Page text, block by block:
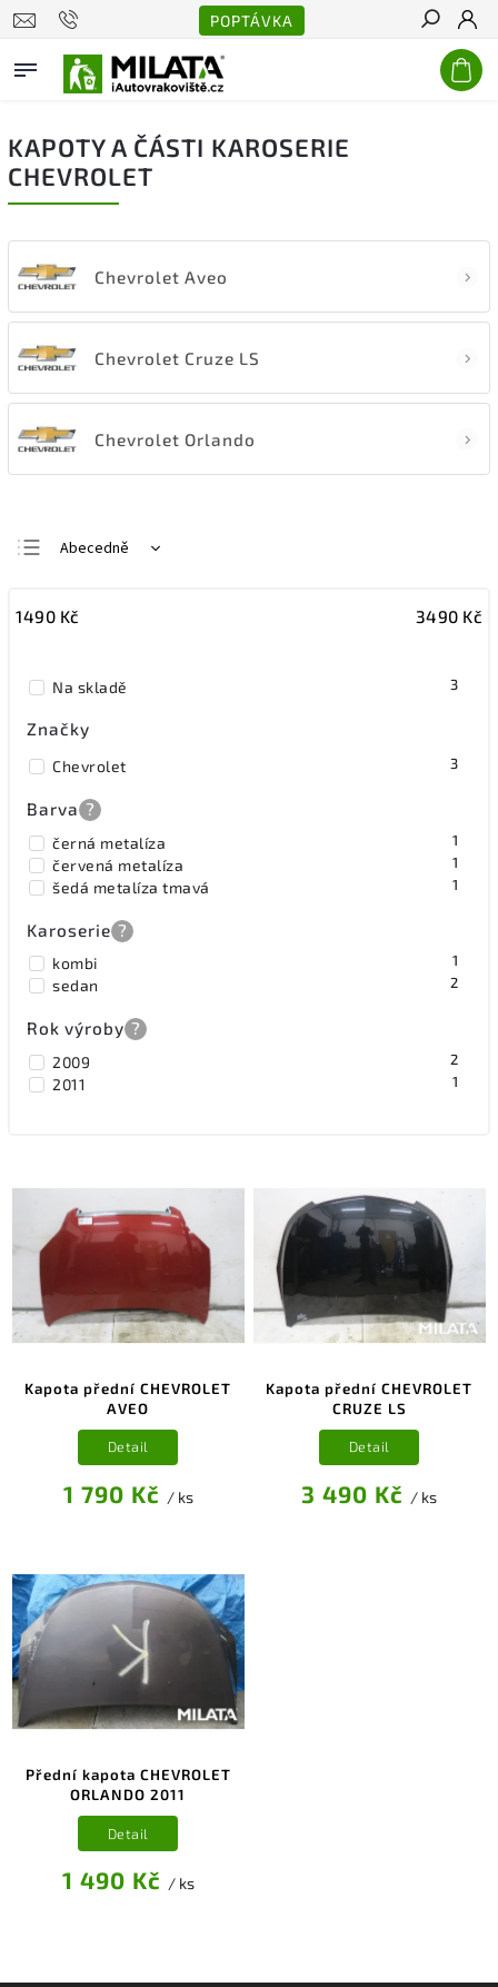
POPTÁVKA
Hledat
KAPOTY A ČÁSTI KAROSERIE
CHEVROLET
Chevrolet Aveo
Chevrolet Cruze LS
Chevrolet Orlando
Abecedně
Nejdražší
1490 Kč 3490 Kč
Na skladě 3
Značky
Chevrolet 3
Barva ?
černá metalíza 1
červená metalíza 1
šedá metalíza tmavá 1
Karoserie ?
kombi 1
sedan 2
Rok výroby ?
2009 2
2011 1
Kapota přední CHEVROLET
AVEO
1 790 Kč / ks
Detail
Kapota přední CHEVROLET
CRUZE LS
3 490 Kč / ks
Detail
Přední kapota CHEVROLET
ORLANDO 2011
1 490 Kč / ks
Detail